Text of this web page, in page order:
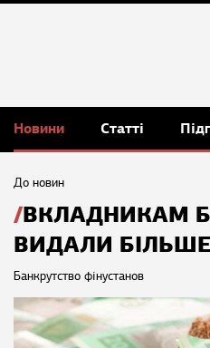
Новини Статті
До новин
ВКЛАДНИКАМ
ВИДАЛИ
Банкрутство фінустанов